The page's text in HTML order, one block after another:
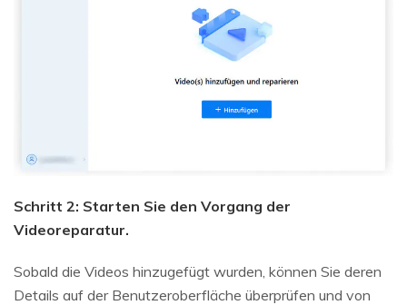
Schritt 2: Starten Sie den Vorgang der
Videoreparatur.
Sobald die Videos hinzugefügt wurden, können Sie deren
Details auf der Benutzeroberfläche überprüfen und von